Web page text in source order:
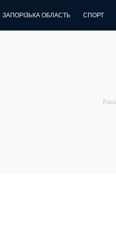
ЗАПОРІЗЬКА ОБЛАСТЬ СПОРТ